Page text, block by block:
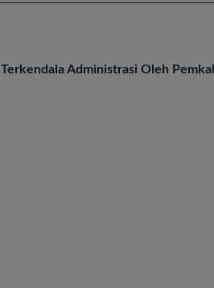
Terkendala Administrasi Oleh